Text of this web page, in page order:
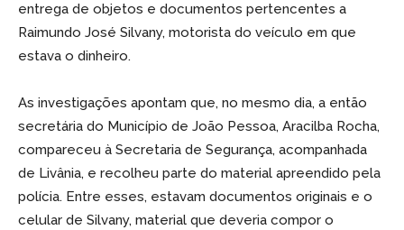
entrega de objetos e documentos pertencentes a
Raimundo José Silvany, motorista do veículo em que
estava o dinheiro.
As investigações apontam que, no mesmo dia, a então
secretária do Município de João Pessoa, Aracilba Rocha,
compareceu à Secretaria de Segurança, acompanhada
de Livânia, e recolheu parte do material apreendido pela
polícia. Entre esses, estavam documentos originais e o
celular de Silvany, material que deveria compor o